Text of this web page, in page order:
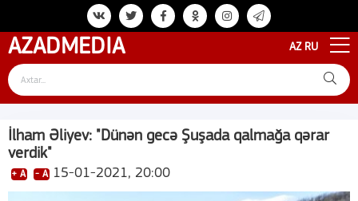
AZADMEDIA AZ RU
İlham Əliyev: "Dünən gecə Şuşada qalmağa qərar
verdik"
+ A - A 15-01-2021, 20:00